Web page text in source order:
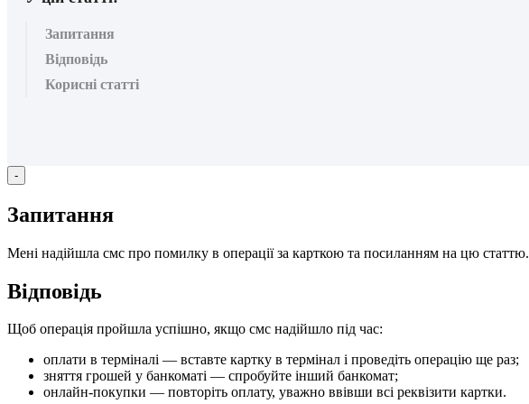
Запитання
Відповідь
Корисні статті
-
Запитання
Мені надійшла смс про помилку в операції за карткою та посиланням на цю статтю.
Відповідь
Щоб операція пройшла успішно, якщо смс надійшло під час:
оплати в терміналі — вставте картку в термінал і проведіть операцію ще раз;
зняття грошей у банкоматі — спробуйте інший банкомат;
онлайн-покупки — повторіть оплату, уважно ввівши всі реквізити картки.